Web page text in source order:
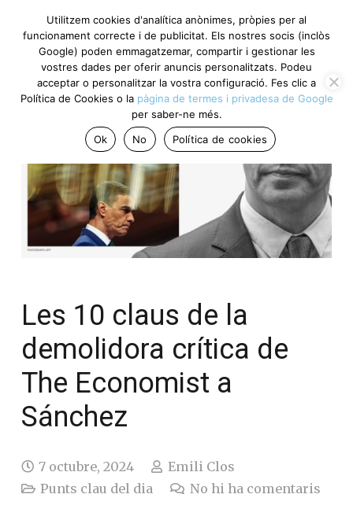
Les 10 claus de la
demolidora crítica de
The Economist a
Sánchez
7 octubre, 2024
Emili Clos
Punts clau del dia
No hi ha comentaris
Utilitzem cookies d'analítica anònimes, pròpies per al
funcionament correcte i de publicitat. Els nostres socis (inclòs
Google) poden emmagatzemar, compartir i gestionar les
vostres dades per oferir anuncis personalitzats. Podeu
acceptar o personalitzar la vostra configuració. Fes clic a
Política de Cookies o la pàgina de termes i privadesa de Google
per saber-ne més.
Ok
No Política de cookies